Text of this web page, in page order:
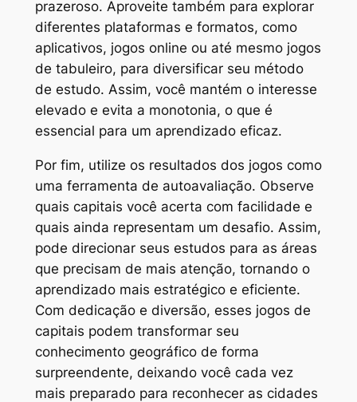
prazeroso. Aproveite também para explorar
diferentes plataformas e formatos, como
aplicativos, jogos online ou até mesmo jogos
de tabuleiro, para diversificar seu método
de estudo. Assim, você mantém o interesse
elevado e evita a monotonia, o que é
essencial para um aprendizado eficaz.
Por fim, utilize os resultados dos jogos como
uma ferramenta de autoavaliação. Observe
quais capitais você acerta com facilidade e
quais ainda representam um desafio. Assim,
pode direcionar seus estudos para as áreas
que precisam de mais atenção, tornando o
aprendizado mais estratégico e eficiente.
Com dedicação e diversão, esses jogos de
capitais podem transformar seu
conhecimento geográfico de forma
surpreendente, deixando você cada vez
mais preparado para reconhecer as cidades